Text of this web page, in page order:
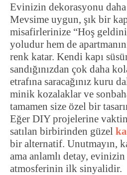
Evinizin dekorasyonu daha
Mevsime uygun, şık bir
misafirlerinize “Hoş
yoludur hem de
renk katar. Kendi kapı
sandığınızdan çok daha
etrafına saracağınız kuru
minik kozalaklar ve
tamamen size özel bir
Eğer DIY projelerine
satılan birbirinden güzel
bir alternatif. Unutmayın,
ama anlamlı detay,
atmosferinin ilk sinyalidir.